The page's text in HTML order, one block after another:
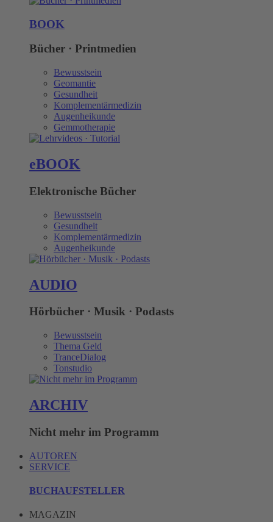
BOOK
Bücher · Printmedien
Bewusstsein
Geomantie
Gesundheit
Komplementärmedizin
Augenheikunde
Gemmotherapie
eBOOK
Elektronische Bücher
Bewusstsein
Gesundheit
Komplementärmedizin
Augenheikunde
AUDIO
Hörbücher · Musik · Podasts
Bewusstsein
Thema Geld
TranceDialog
Tonstudio
ARCHIV
Nicht mehr im Programm
AUTOREN
SERVICE
BUCHAUFSTELLER
MAGAZIN